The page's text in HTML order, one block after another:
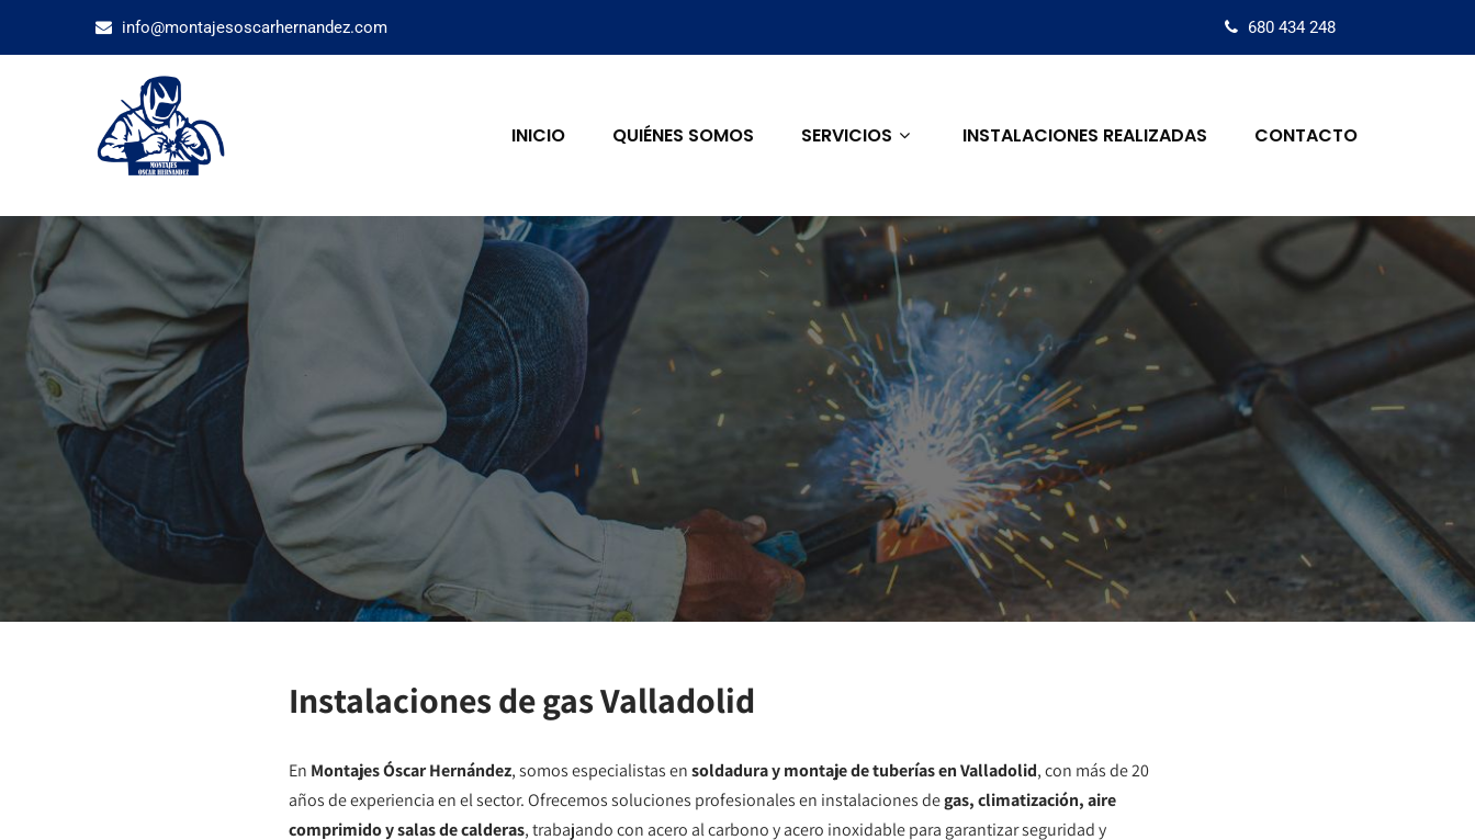
info@montajesoscarhernandez.com 680 434 248
INICIO QUIÉNES SOMOS SERVICIOS INSTALACIONES REALIZADAS CONTACTO
Instalaciones de gas Valladolid
En Montajes Óscar Hernández, somos especialistas ensoldadura y montaje de tuberías en Valladolid, con más de 20
años de experiencia en el sector. Ofrecemos soluciones profesionales en instalaciones degas, climatización, aire
comprimido y salas de calderas, trabajando con acero al carbono y acero inoxidable para garantizar seguridad y